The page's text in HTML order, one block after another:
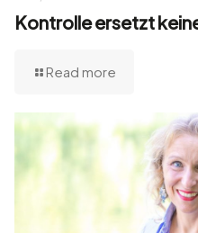
Kontrolle ersetzt
Read more